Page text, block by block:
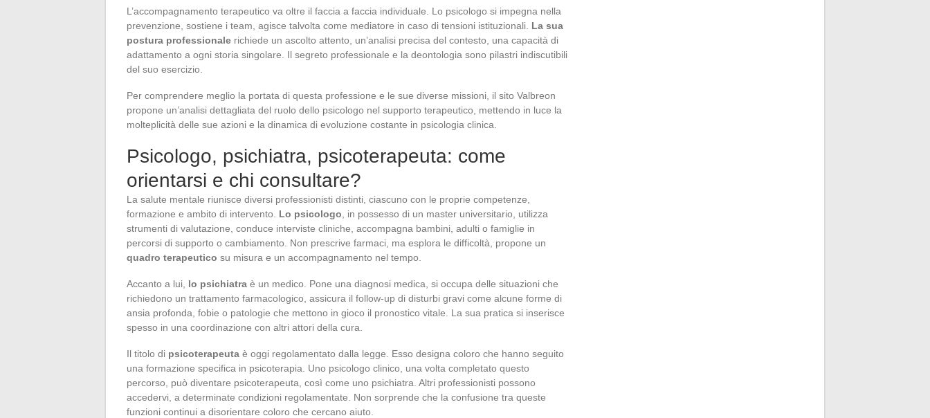
L’accompagnamento terapeutico va oltre il faccia a faccia individuale. Lo psicologo si impegna nella
prevenzione, sostiene i team, agisce talvolta come mediatore in caso di tensioni istituzionali. La sua
postura professionale richiede un ascolto attento, un’analisi precisa del contesto, una capacità di
adattamento a ogni storia singolare. Il segreto professionale e la deontologia sono pilastri indiscutibili
del suo esercizio.
Per comprendere meglio la portata di questa professione e le sue diverse missioni, il sito Valbreon
propone un’analisi dettagliata del ruolo dello psicologo nel supporto terapeutico, mettendo in luce la
molteplicità delle sue azioni e la dinamica di evoluzione costante in psicologia clinica.
Psicologo, psichiatra, psicoterapeuta: come
orientarsi e chi consultare?
La salute mentale riunisce diversi professionisti distinti, ciascuno con le proprie competenze,
formazione e ambito di intervento. Lo psicologo , in possesso di un master universitario, utilizza
strumenti di valutazione, conduce interviste cliniche, accompagna bambini, adulti o famiglie in
percorsi di supporto o cambiamento. Non prescrive farmaci, ma esplora le difficoltà, propone un
quadro terapeutico su misura e un accompagnamento nel tempo.
Accanto a lui, lo psichiatra è un medico. Pone una diagnosi medica, si occupa delle situazioni che
richiedono un trattamento farmacologico, assicura il follow-up di disturbi gravi come alcune forme di
ansia profonda, fobie o patologie che mettono in gioco il pronostico vitale. La sua pratica si inserisce
spesso in una coordinazione con altri attori della cura.
Il titolo di psicoterapeuta è oggi regolamentato dalla legge. Esso designa coloro che hanno seguito
una formazione specifica in psicoterapia. Uno psicologo clinico, una volta completato questo
percorso, può diventare psicoterapeuta, così come uno psichiatra. Altri professionisti possono
accedervi, a determinate condizioni regolamentate. Non sorprende che la confusione tra queste
funzioni continui a disorientare coloro che cercano aiuto.